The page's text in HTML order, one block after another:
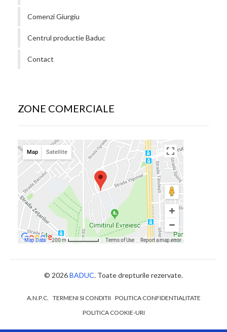
Comenzi Giurgiu
Centrul productie Baduc
Contact
ZONE COMERCIALE
© 2026BADUC. Toate drepturile rezervate.
A.N.P.C. TERMENI SI CONDITII POLITICA CONFIDENTIALITATE
POLITICA COOKIE-URI